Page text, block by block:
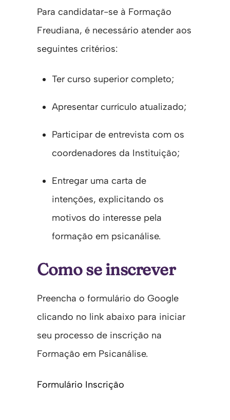
Para candidatar-se à Formação
Freudiana, é necessário atender aos
seguintes critérios:
Ter curso superior completo;
Apresentar currículo atualizado;
Participar de entrevista com os
coordenadores da Instituição;
Entregar uma carta de
intenções, explicitando os
motivos do interesse pela
formação em psicanálise.
Como se inscrever
Preencha o formulário do Google
clicando no link abaixo para iniciar
seu processo de inscrição na
Formação em Psicanálise.
Formulário Inscrição